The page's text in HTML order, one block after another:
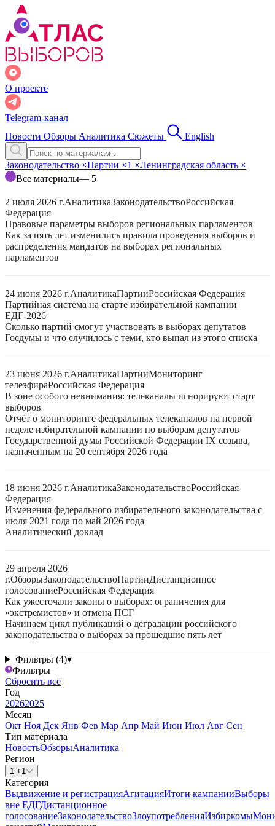
О проекте
Telegram-канал
Новости Обзоры Аналитика Сюжеты English
Законодательство ×Партии ×1 ×Ленинградская область ×
Все материалы— 5
2 июля 2026 г.АналитикаЗаконодательствоРоссийская
Федерация
Правовые параметры выборов региональных парламентов
Как за пять лет изменились правила проведения выборов и
распределения мандатов на выборах региональных
парламентов
24 июня 2026 г.АналитикаПартииРоссийская Федерация
Партийная система на старте избирательной кампании
ЕДГ-2026
Сколько партий смогут участвовать в выборах депутатов
Госдумы и что случилось с теми, кто выпал из этого списка
23 июня 2026 г.АналитикаПартииМониторинг
телеэфираРоссийская Федерация
В зоне особого невнимания: телеканалы игнорируют старт
выборов
Отчёт о мониторинге федеральных телеканалов на первой
неделе избирательной кампании по выборам депутатов
Государственной думы Российской Федерации IX созыва,
назначенным на 20 сентября 2026 года
18 июня 2026 г.АналитикаЗаконодательствоРоссийская
Федерация
Изменения федерального избирательного законодательства с
июля 2021 года по май 2026 года
Аналитический доклад
29 апреля 2026
г.ОбзорыЗаконодательствоПартииДистанционное
голосованиеРоссийская Федерация
Как ужесточали законы о выборах: ограничения для
«экстремистов» и отмена ПСГ
Начинаем цикл публикаций о деградации российского
законодательства о выборах за прошедшие пять лет
Фильтры (4)▾
Фильтры
Сбросить всё
Год
20262025
Месяц
Окт Ноя Дек Янв Фев Мар Апр Май Июн Июл Авг Сен
Тип материала
НовостьОбзорыАналитика
Регион
1 +1
Категория
Выдвижение и регистрацияАгитацияИтоги кампанииВыборы
вне ЕДГДистанционное
голосованиеЗаконодательствоЗлоупотребленияИзбиркомы